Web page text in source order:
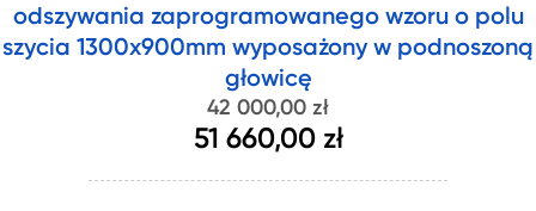
odszywania zaprogramowanego wzoru o polu
szycia 1300x900mm wyposażony w podnoszoną
głowicę
42 000,00 zł
51 660,00 zł